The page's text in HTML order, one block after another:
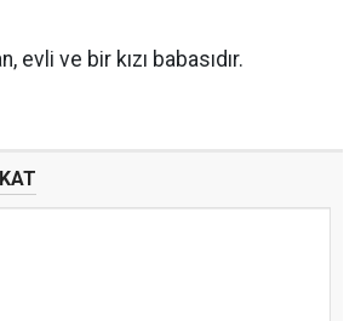
evli ve bir kızı babasıdır.